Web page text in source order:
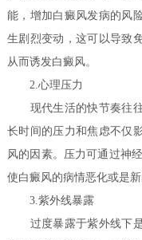
能，增加白癜风发病的风
生剧烈变动，这可以导致
从而诱发白癜风。
2.心理压力
现代生活的快节奏往往
长时间的压力和焦虑不仅
风的因素。压力可通过神
使白癜风的病情恶化或是新
3.紫外线暴露
过度暴露于紫外线下是